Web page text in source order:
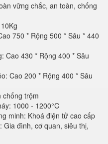
vững chắc, an toàn, chống
750 * Rộng 500 * Sâu * 440
Cao 430 * Rộng 400 * Sâu
Cao 200 * Rộng 400 * Sâu
trộm
1000 - 1200°C
minh: Khoá điện tử cao cấp
đình, cơ quan, siêu thị,